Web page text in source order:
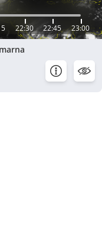
22:30 22:45 23:00